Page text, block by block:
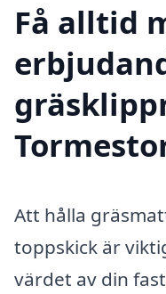
Få alltid
Att hålla
toppskick är
värdet av din